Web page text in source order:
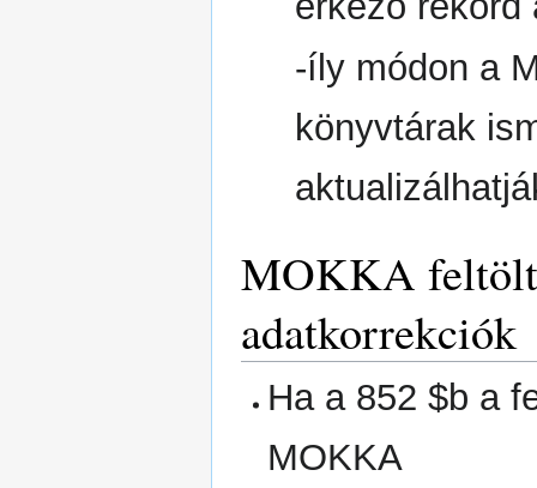
-íly módon a
könyvtárak
MOKKA
adatkorrekciók
Ha a 852 $b a
MOKKA